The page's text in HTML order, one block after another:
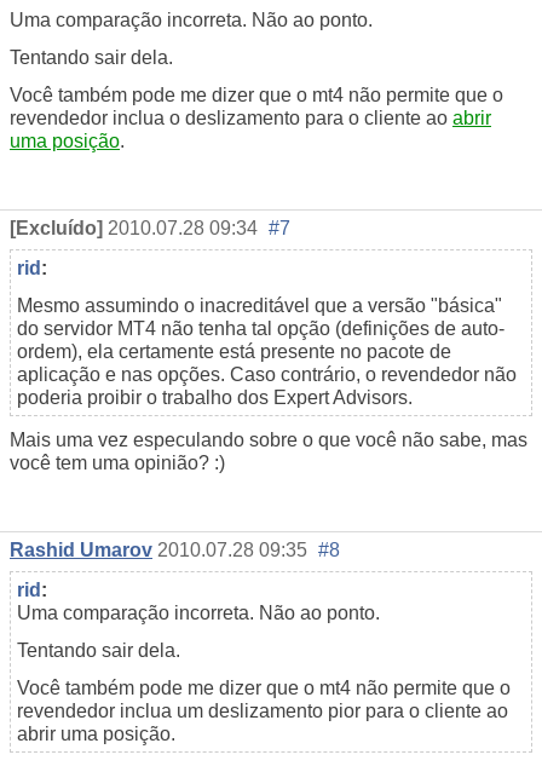
Uma comparação incorreta. Não ao ponto.
Tentando sair dela.
Você também pode me dizer que o mt4 não permite que o
revendedor inclua o deslizamento para o cliente ao abrir
uma posição.
[Excluído] 2010.07.28 09:34 #7
rid :
Mesmo assumindo o inacreditável que a versão "básica"
do servidor MT4 não tenha tal opção (definições de auto-
ordem), ela certamente está presente no pacote de
aplicação e nas opções. Caso contrário, o revendedor não
poderia proibir o trabalho dos Expert Advisors.
Mais uma vez especulando sobre o que você não sabe, mas
você tem uma opinião? :)
Rashid Umarov 2010.07.28 09:35 #8
rid :
Uma comparação incorreta. Não ao ponto.
Tentando sair dela.
Você também pode me dizer que o mt4 não permite que o
revendedor inclua um deslizamento pior para o cliente ao
abrir uma posição.